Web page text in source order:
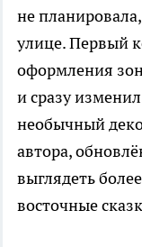
не
улице. Первый
оформления
и сразу
необычный
автора,
выглядеть
восточные